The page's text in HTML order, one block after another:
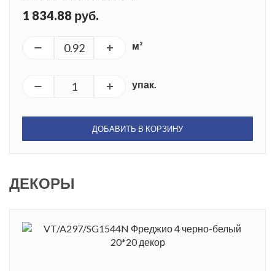
1 834.88 руб.
м²
упак.
ДОБАВИТЬ В КОРЗИНУ
ДЕКОРЫ